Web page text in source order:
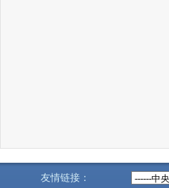
友情链接：